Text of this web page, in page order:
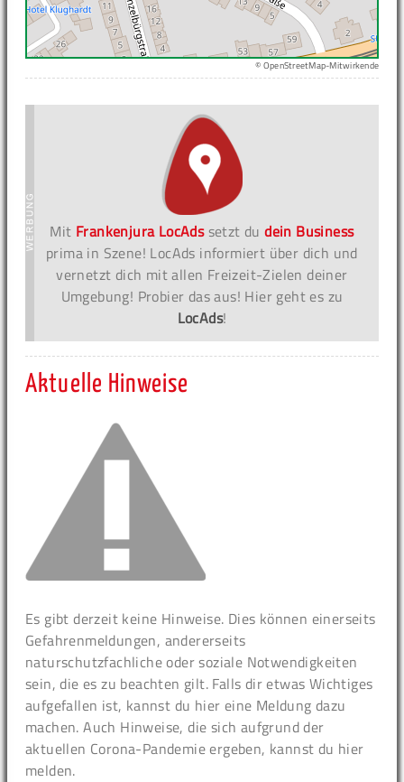
© OpenStreetMap-Mitwirkende
Mit Frankenjura LocAdssetzt dudein Business
prima in Szene! LocAds informiert über dich und
vernetzt dich mit allen Freizeit-Zielen deiner
Umgebung! Probier das aus! Hier geht es zu
LocAds!
Aktuelle Hinweise
Es gibt derzeit keine Hinweise. Dies können einerseits
Gefahrenmeldungen, andererseits
naturschutzfachliche oder soziale Notwendigkeiten
sein, die es zu beachten gilt. Falls dir etwas Wichtiges
aufgefallen ist, kannst du hier eine Meldung dazu
machen. Auch Hinweise, die sich aufgrund der
aktuellen Corona-Pandemie ergeben, kannst du hier
melden.